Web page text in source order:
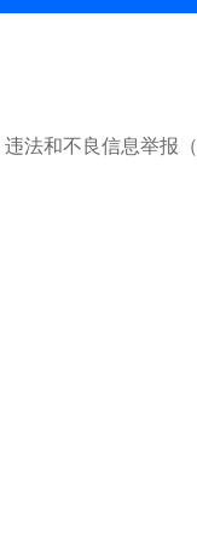
违法和不良信息举报